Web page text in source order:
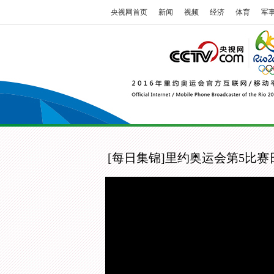
央视网首页 新闻 视频 经济 体育 军
[每日集锦]里约奥运会第5比赛